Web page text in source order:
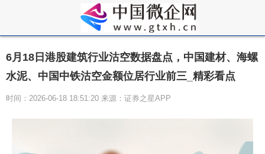
6月18日港股建筑行业沽空数据盘点，中国建材、海螺
水泥、中国中铁沽空金额位居行业前三_精彩看点
时间：2026-06-18 18:51:20 来源：证券之星APP